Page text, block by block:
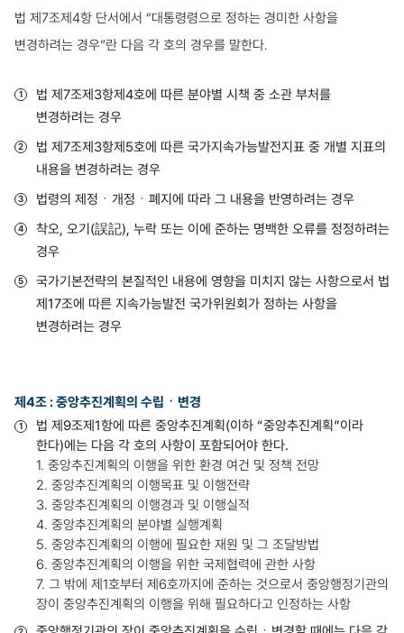
법 제7조제4항 단서에서 “대통령령으로 정하는 경미한 사항을
변경하려는 경우”란 다음 각 호의 경우를 말한다.
법 제7조제3항제4호에 따른 분야별 시책 중 소관 부처를
변경하려는 경우
법 제7조제3항제5호에 따른 국가지속가능발전지표 중 개별 지표의
내용을 변경하려는 경우
법령의 제정ㆍ개정ㆍ폐지에 따라 그 내용을 반영하려는 경우
착오, 오기(誤記), 누락 또는 이에 준하는 명백한 오류를 정정하려는
경우
국가기본전략의 본질적인 내용에 영향을 미치지 않는 사항으로서 법
제17조에 따른 지속가능발전 국가위원회가 정하는 사항을
변경하려는 경우
제4조 : 중앙추진계획의 수립ㆍ변경
법 제9조제1항에 따른 중앙추진계획(이하 “중앙추진계획”이라
한다)에는 다음 각 호의 사항이 포함되어야 한다.
1. 중앙추진계획의 이행을 위한 환경 여건 및 정책 전망
2. 중앙추진계획의 이행목표 및 이행전략
3. 중앙추진계획의 이행경과 및 이행실적
4. 중앙추진계획의 분야별 실행계획
5. 중앙추진계획의 이행에 필요한 재원 및 그 조달방법
6. 중앙추진계획의 이행을 위한 국제협력에 관한 사항
7. 그 밖에 제1호부터 제6호까지에 준하는 것으로서 중앙행정기관의
장이 중앙추진계획의 이행을 위해 필요하다고 인정하는 사항